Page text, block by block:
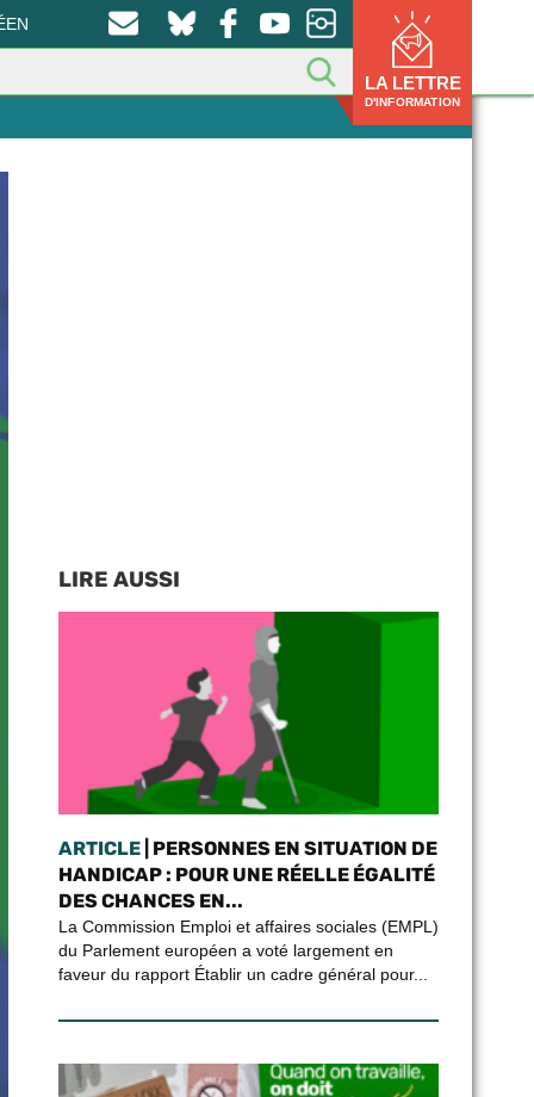
LA LETTRE
D'INFORMATION
LIRE AUSSI
ARTICLE| PERSONNES EN SITUATION DE
HANDICAP : POUR UNE RÉELLE ÉGALITÉ
DES CHANCES EN...
La Commission Emploi et affaires sociales (EMPL)
du Parlement européen a voté largement en
faveur du rapport Établir un cadre général pour...